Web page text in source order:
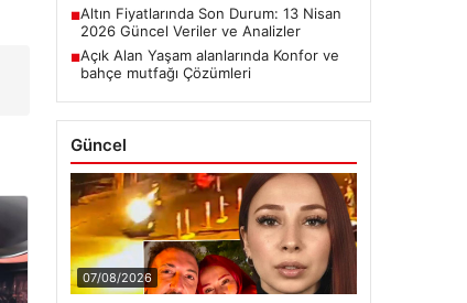
■Altın Fiyatlarında Son Durum: 13 Nisan
2026 Güncel Veriler ve Analizler
■Açık Alan Yaşam alanlarında Konfor ve
bahçe mutfağı Çözümleri
Güncel
07/08/2026